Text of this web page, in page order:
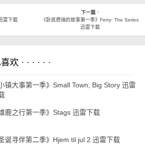
雷下载
下一篇
《卧底费瑞的故事第一季》Ferry: The Series
迅雷下载
· · · · · ·
小镇大事第一季》Small Town, Big Story 迅雷
雄鹿之行第一季》Stags 迅雷下载
圣诞寻伴第二季》Hjem til jul 2 迅雷下载